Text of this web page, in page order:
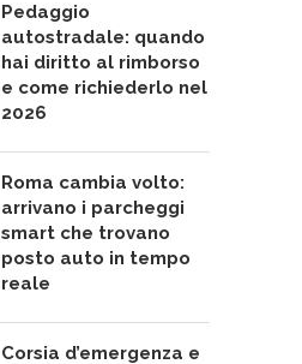
Pedaggio
autostradale: quando
hai diritto al rimborso
e come richiederlo nel
2026
Roma cambia volto:
arrivano i parcheggi
smart che trovano
posto auto in tempo
reale
Corsia d’emergenza e